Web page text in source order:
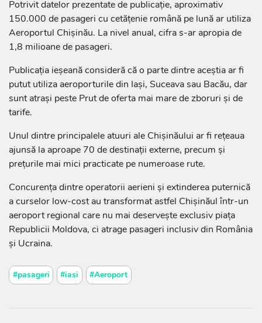
Potrivit datelor prezentate de publicație, aproximativ
150.000 de pasageri cu cetățenie română pe lună ar utiliza
Aeroportul Chișinău. La nivel anual, cifra s-ar apropia de
1,8 milioane de pasageri.
Publicația ieșeană consideră că o parte dintre aceștia ar fi
putut utiliza aeroporturile din Iași, Suceava sau Bacău, dar
sunt atrași peste Prut de oferta mai mare de zboruri și de
tarife.
Unul dintre principalele atuuri ale Chișinăului ar fi rețeaua
ajunsă la aproape 70 de destinații externe, precum și
prețurile mai mici practicate pe numeroase rute.
Concurența dintre operatorii aerieni și extinderea puternică
a curselor low-cost au transformat astfel Chișinăul într-un
aeroport regional care nu mai deservește exclusiv piața
Republicii Moldova, ci atrage pasageri inclusiv din România
și Ucraina.
#pasageri #iasi #Aeroport